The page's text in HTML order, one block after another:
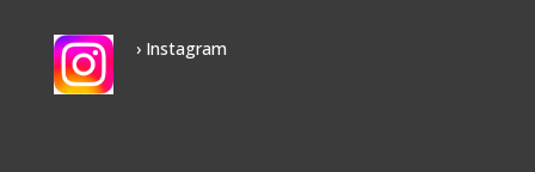
› Instagram